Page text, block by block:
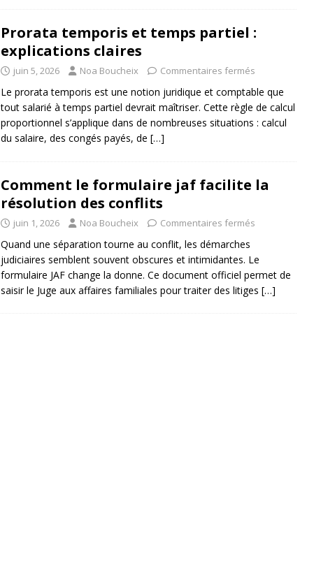
Prorata temporis et temps partiel :
explications claires
juin 5, 2026 Noa Boucheix Commentaires fermés
Le prorata temporis est une notion juridique et comptable que
tout salarié à temps partiel devrait maîtriser. Cette règle de calcul
proportionnel s’applique dans de nombreuses situations : calcul
du salaire, des congés payés, de […]
Comment le formulaire jaf facilite la
résolution des conflits
juin 1, 2026 Noa Boucheix Commentaires fermés
Quand une séparation tourne au conflit, les démarches
judiciaires semblent souvent obscures et intimidantes. Le
formulaire JAF change la donne. Ce document officiel permet de
saisir le Juge aux affaires familiales pour traiter des litiges […]